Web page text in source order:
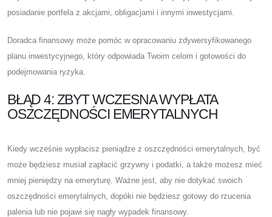
posiadanie portfela z akcjami, obligacjami i innymi inwestycjami.
Doradca finansowy może pomóc w opracowaniu zdywersyfikowanego
planu inwestycyjnego, który odpowiada Twoim celom i gotowości do
podejmowania ryzyka.
BŁĄD 4: ZBYT WCZESNA WYPŁATA
OSZCZĘDNOŚCI EMERYTALNYCH
Kiedy wcześnie wypłacisz pieniądze z oszczędności emerytalnych, być
może będziesz musiał zapłacić grzywny i podatki, a także możesz mieć
mniej pieniędzy na emeryturę. Ważne jest, aby nie dotykać swoich
oszczędności emerytalnych, dopóki nie będziesz gotowy do rzucenia
palenia lub nie pojawi się nagły wypadek finansowy.